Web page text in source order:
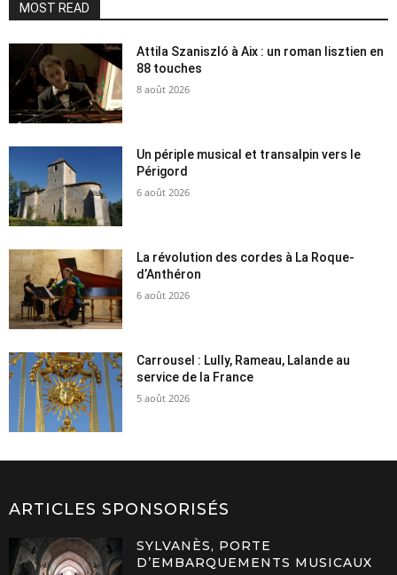
MOST READ
Attila Szaniszló à Aix : un roman lisztien en
88 touches
8 août 2026
Un périple musical et transalpin vers le
Périgord
6 août 2026
La révolution des cordes à La Roque-
d’Anthéron
6 août 2026
Carrousel : Lully, Rameau, Lalande au
service de la France
5 août 2026
ARTICLES SPONSORISÉS
SYLVANÈS, PORTE
D’EMBARQUEMENTS MUSICAUX